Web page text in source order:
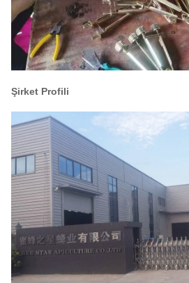
Şirket Profili